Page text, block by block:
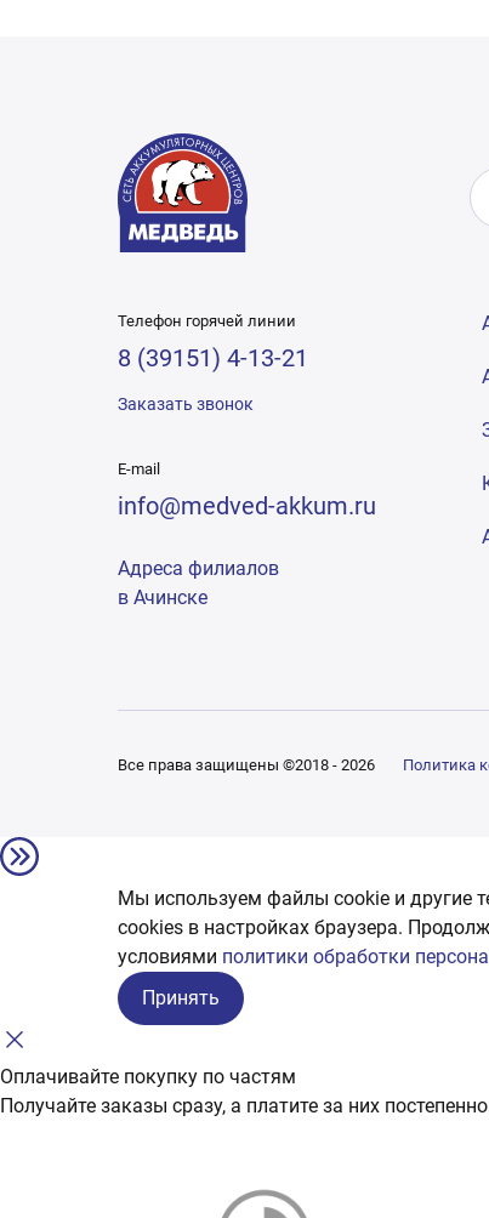
Телефон горячей линии
8 (39151) 4-13-21
Заказать звонок
E-mail
info@medved-akkum.ru
Адреса филиалов
в Ачинске
Все права защищены ©2018 - 2026 Политика
Мы используем файлы cookie и другие
сookies в настройках браузера.
условиями политики обработки
Принять
Оплачивайте покупку по частям
Получайте заказы сразу, а платите за них